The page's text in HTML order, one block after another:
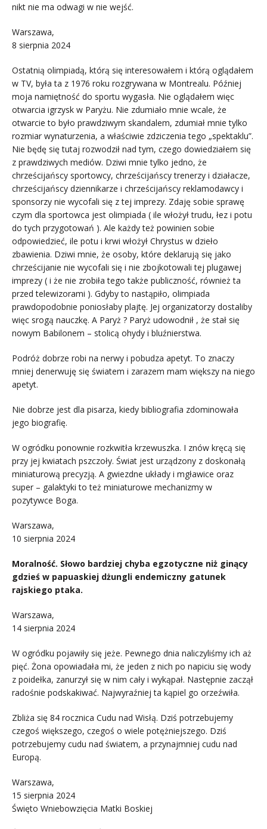
nikt nie ma odwagi w nie wejść.
Warszawa,
8 sierpnia 2024
Ostatnią olimpiadą, którą się interesowałem i którą oglądałem
w TV, była ta z 1976 roku rozgrywana w Montrealu. Później
moja namiętność do sportu wygasła. Nie oglądałem więc
otwarcia igrzysk w Paryżu. Nie zdumiało mnie wcale, że
otwarcie to było prawdziwym skandalem, zdumiał mnie tylko
rozmiar wynaturzenia, a właściwie zdziczenia tego „spektaklu”.
Nie będę się tutaj rozwodził nad tym, czego dowiedziałem się
z prawdziwych mediów. Dziwi mnie tylko jedno, że
chrześcijańscy sportowcy, chrześcijańscy trenerzy i działacze,
chrześcijańscy dziennikarze i chrześcijańscy reklamodawcy i
sponsorzy nie wycofali się z tej imprezy. Zdaję sobie sprawę
czym dla sportowca jest olimpiada ( ile włożył trudu, łez i potu
do tych przygotowań ). Ale każdy też powinien sobie
odpowiedzieć, ile potu i krwi włożył Chrystus w dzieło
zbawienia. Dziwi mnie, że osoby, które deklarują się jako
chrześcijanie nie wycofali się i nie zbojkotowali tej plugawej
imprezy ( i że nie zrobiła tego także publiczność, również ta
przed telewizorami ). Gdyby to nastąpiło, olimpiada
prawdopodobnie poniosłaby plajtę. Jej organizatorzy dostaliby
więc srogą nauczkę. A Paryż ? Paryż udowodnił , że stał się
nowym Babilonem – stolicą ohydy i bluźnierstwa.
Podróż dobrze robi na nerwy i pobudza apetyt. To znaczy
mniej denerwuję się światem i zarazem mam większy na niego
apetyt.
Nie dobrze jest dla pisarza, kiedy bibliografia zdominowała
jego biografię.
W ogródku ponownie rozkwitła krzewuszka. I znów kręcą się
przy jej kwiatach pszczoły. Świat jest urządzony z doskonałą
miniaturową precyzją. A gwiezdne układy i mgławice oraz
super – galaktyki to też miniaturowe mechanizmy w
pozytywce Boga.
Warszawa,
10 sierpnia 2024
Moralność. Słowo bardziej chyba egzotyczne niż ginący
gdzieś w papuaskiej dżungli endemiczny gatunek
rajskiego ptaka.
Warszawa,
14 sierpnia 2024
W ogródku pojawiły się jeże. Pewnego dnia naliczyliśmy ich aż
pięć. Żona opowiadała mi, że jeden z nich po napiciu się wody
z poidełka, zanurzył się w nim cały i wykąpał. Następnie zaczął
radośnie podskakiwać. Najwyraźniej ta kąpiel go orzeźwiła.
Zbliża się 84 rocznica Cudu nad Wisłą. Dziś potrzebujemy
czegoś większego, czegoś o wiele potężniejszego. Dziś
potrzebujemy cudu nad światem, a przynajmniej cudu nad
Europą.
Warszawa,
15 sierpnia 2024
Święto Wniebowzięcia Matki Boskiej